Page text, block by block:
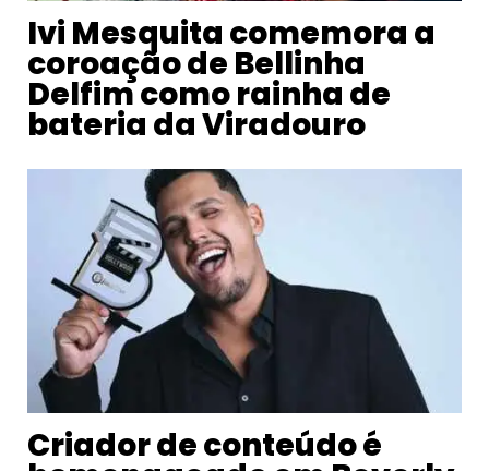
Ivi Mesquita comemora a
coroação de Bellinha
Delfim como rainha de
bateria da Viradouro
Criador de conteúdo é